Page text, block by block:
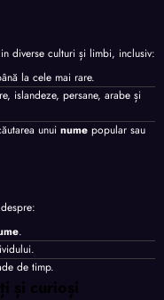
diverse culturi și limbi, inclusiv:
la cele mai rare.
islandeze, persane, arabe și
unui nume popular sau
.
de timp.
și curioși